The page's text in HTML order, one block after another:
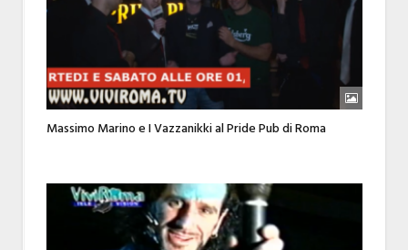
Massimo Marino e I Vazzanikki al Pride Pub di Roma